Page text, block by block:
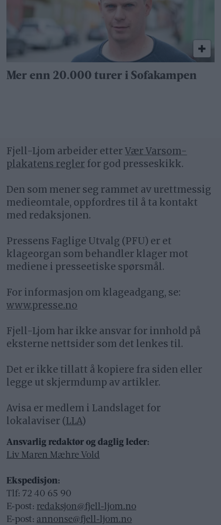
Mer enn 20.000 turer i Sofakampen
Fjell-Ljom arbeider etterVær Varsom-
plakatens regler for god presseskikk.
Den som mener seg rammet av urettmessig
medieomtale, oppfordres til å ta kontakt
med redaksjonen.
Pressens Faglige Utvalg (PFU) er et
klageorgan som behandler klager mot
mediene i presseetiske spørsmål.
For informasjon om klageadgang, se:
www.presse.no
Fjell-Ljom har ikke ansvar for innhold på
eksterne nettsider som det lenkes til.
Det er ikke tillatt å kopiere fra siden eller
legge ut skjermdump av artikler.
Avisa er medlem i Landslaget for
lokalaviser (LLA)
Ansvarlig redaktør og daglig leder:
Liv Maren Mæhre Vold
Ekspedisjon:
Tlf: 72 40 65 90
E-post: redaksjon@fjell-ljom.no
E-post: annonse@fjell-ljom.no